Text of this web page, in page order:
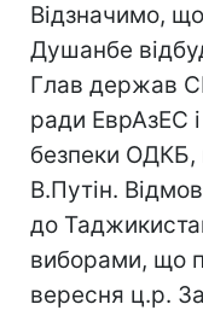
Відзначимо,
Душанбе
Глав держав
ради ЕврАзЕС і
безпеки ОДКБ,
В.Путін.
до
виборами, що
вересня ц.р.